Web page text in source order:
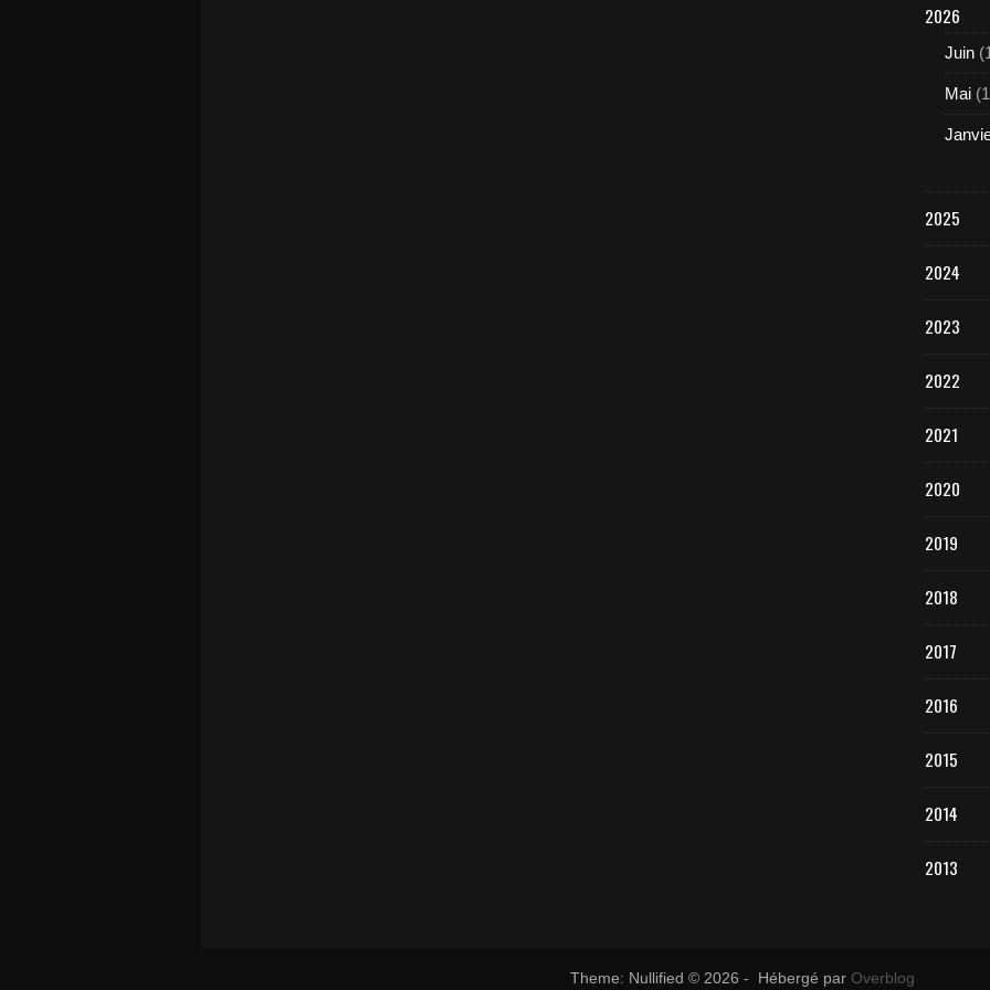
2026
Juin
Mai
2025
2024
2023
2022
2021
2020
2019
2018
2017
2016
2015
2014
2013
Theme: Nullified © 2026 - Hébergé par Overblog